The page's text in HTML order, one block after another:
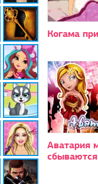
Когама
Аватария